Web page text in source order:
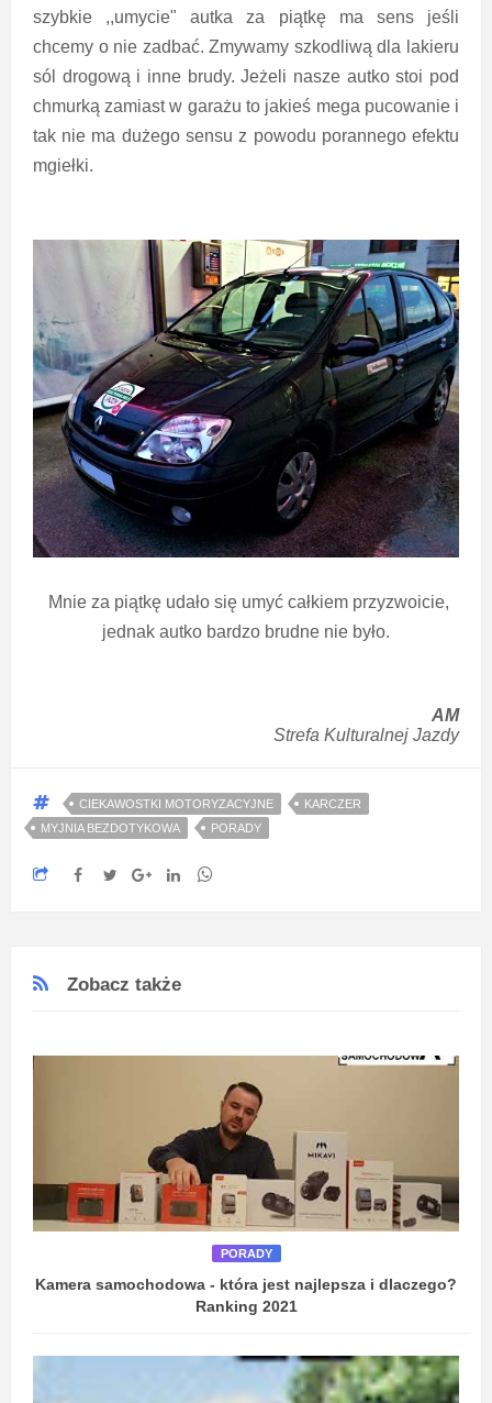
szybkie ,,umycie" autka za piątkę ma sens jeśli
chcemy o nie zadbać. Zmywamy szkodliwą dla lakieru
sól drogową i inne brudy. Jeżeli nasze autko stoi pod
chmurką zamiast w garażu to jakieś mega pucowanie i
tak nie ma dużego sensu z powodu porannego efektu
mgiełki.
Mnie za piątkę udało się umyć całkiem przyzwoicie,
jednak autko bardzo brudne nie było.
AM
Strefa Kulturalnej Jazdy
CIEKAWOSTKI MOTORYZACYJNE
KARCZER
MYJNIA BEZDOTYKOWA
PORADY
Zobacz także
PORADY
Kamera samochodowa - która jest najlepsza i dlaczego?
Ranking 2021